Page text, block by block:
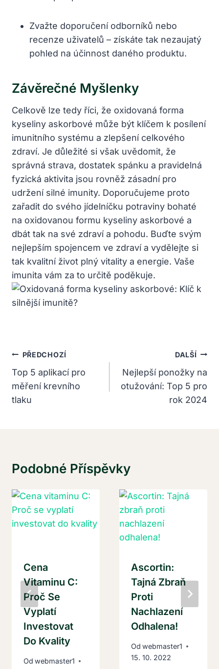
Zvažte doporučení odborníků nebo
recenze uživatelů – získáte tak nezaujatý
pohled na účinnost daného produktu.
Závěrečné Myšlenky
Celkově lze tedy říci, že oxidovaná forma
kyseliny askorbové může být klíčem k posílení
imunitního systému a zlepšení celkového
zdraví. Je důležité si však uvědomit, že
správná strava, dostatek spánku a pravidelná
fyzická aktivita jsou rovněž zásadní pro
udržení silné imunity. Doporučujeme proto
zařadit do svého jídelníčku potraviny bohaté
na oxidovanou formu kyseliny askorbové a
dbát tak na své zdraví a pohodu. Buďte svým
nejlepším spojencem ve zdraví a vydělejte si
tak kvalitní život plný vitality a energie. Vaše
imunita vám za to určitě poděkuje.
Navigace
Pro
Příspěvek
PŘEDCHOZÍ
Top 5 aplikací pro
měření krevního
tlaku
DALŠÍ
Nejlepší ponožky na
otužování: Top 5 pro
rok 2024
Podobné Příspěvky
Cena
Vitaminu C:
Proč Se
Vyplatí
Investovat
Do Kvality
Od webmaster1
Ascortin:
Tajná Zbraň
Proti
Nachlazení
Odhalena!
Od webmaster1
15. 10. 2022